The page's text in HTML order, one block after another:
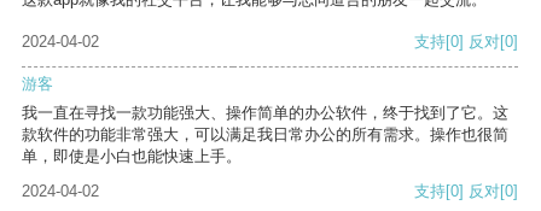
2024-04-02 支持[0] 反对[0]
游客
我一直在寻找一款功能强大、操作简单的办公软件，终于找到了它。这
款软件的功能非常强大，可以满足我日常办公的所有需求。操作也很简
单，即使是小白也能快速上手。
2024-04-02
支持[0] 反对[0]